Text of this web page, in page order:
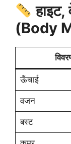
(Body
ऊँचाई
वजन
बस्ट